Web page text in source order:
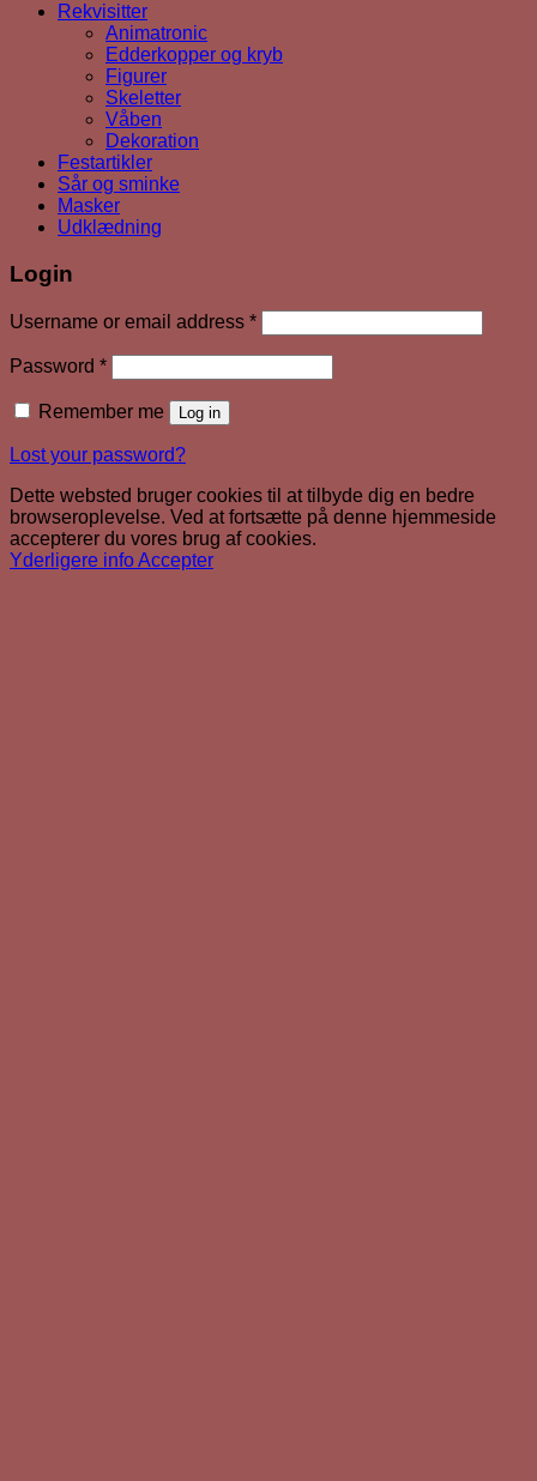
Rekvisitter
Animatronic
Edderkopper og kryb
Figurer
Skeletter
Våben
Dekoration
Festartikler
Sår og sminke
Masker
Udklædning
Login
Username or email address *Required
Password *Required
Remember me Log in
Lost your password?
Dette websted bruger cookies til at tilbyde dig en bedre
browseroplevelse. Ved at fortsætte på denne hjemmeside
accepterer du vores brug af cookies.
Yderligere infoAccepter